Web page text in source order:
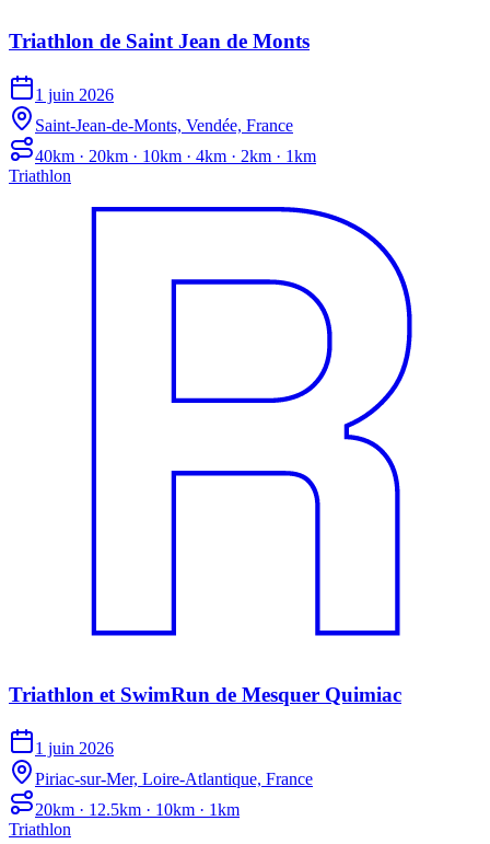
Triathlon de Saint Jean de Monts
1 juin 2026
Saint-Jean-de-Monts, Vendée, France
40km · 20km · 10km · 4km · 2km · 1km
Triathlon
Triathlon et SwimRun de Mesquer Quimiac
1 juin 2026
Piriac-sur-Mer, Loire-Atlantique, France
20km · 12.5km · 10km · 1km
Triathlon